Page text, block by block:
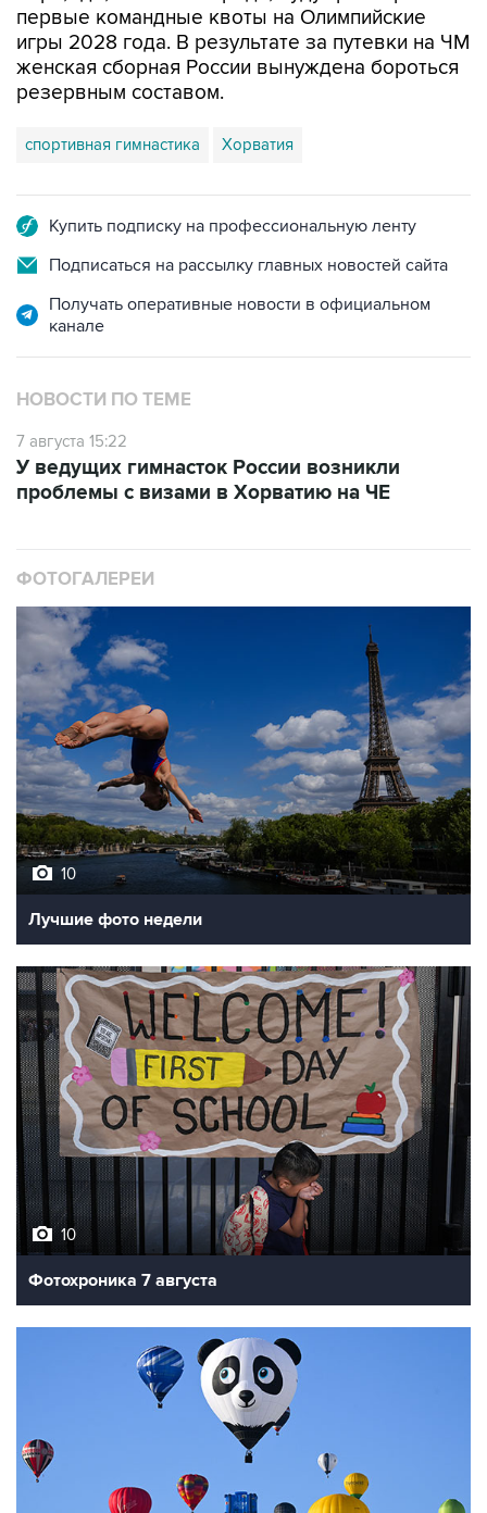
первые командные квоты на Олимпийские
игры 2028 года. В результате за путевки на ЧМ
женская сборная России вынуждена бороться
резервным составом.
спортивная гимнастика Хорватия
Купить подписку на профессиональную ленту
Подписаться на рассылку главных новостей сайта
Получать оперативные новости в официальном
канале
НОВОСТИ ПО ТЕМЕ
7 августа 15:22
У ведущих гимнасток России возникли
проблемы с визами в Хорватию на ЧЕ
ФОТОГАЛЕРЕИ
10
Лучшие фото недели
10
Фотохроника 7 августа